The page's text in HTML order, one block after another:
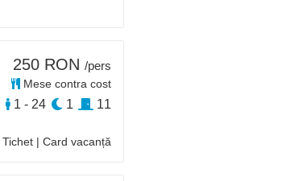
Tichet | Card vacanță
250 RON /pers
Mese contra cost
1 - 24 1 11